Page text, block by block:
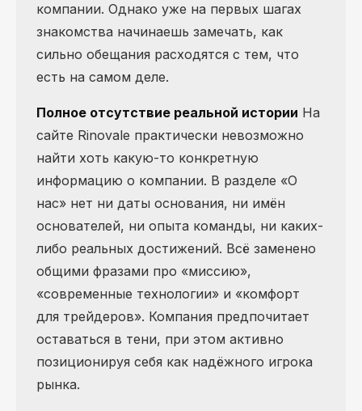
компании. Однако уже на первых шагах
знакомства начинаешь замечать, как
сильно обещания расходятся с тем, что
есть на самом деле.
Полное отсутствие реальной истории На
сайте Rinovale практически невозможно
найти хоть какую-то конкретную
информацию о компании. В разделе «О
нас» нет ни даты основания, ни имён
основателей, ни опыта команды, ни каких-
либо реальных достижений. Всё заменено
общими фразами про «миссию»,
«современные технологии» и «комфорт
для трейдеров». Компания предпочитает
оставаться в тени, при этом активно
позиционируя себя как надёжного игрока
рынка.